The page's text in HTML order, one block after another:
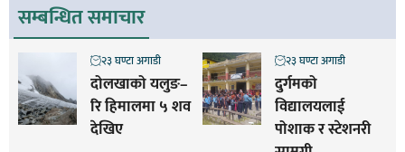
सम्बन्धित समाचार
दोलखाको यलुङ–
रि हिमालमा ५ शव
देखिए
२३ घण्टा अगाडी
दुर्गमको
विद्यालयलाई
पोशाक र स्टेशनरी
२३ घण्टा अगाडी